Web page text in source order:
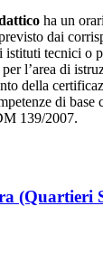
ha un
dai
tecnici o
l’area di
della
di base
139/2007.
(Quartieri